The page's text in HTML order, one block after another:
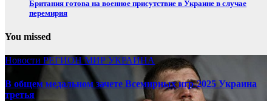
Британия готова на военное присутствие в Украине в случае
перемирия
You missed
Новости РЕГИОНМИР УКРАИНА
В общем медальном зачете Всемирных игр-2025 Украина
третья